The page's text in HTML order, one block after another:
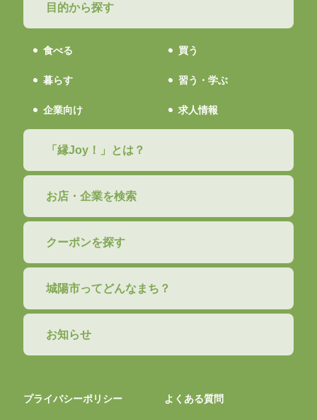
目的から探す
食べる 買う
暮らす 習う・学ぶ
企業向け 求人情報
「縁Joy！」とは？
お店・企業を検索
クーポンを探す
城陽市ってどんなまち？
お知らせ
プライバシーポリシー よくある質問